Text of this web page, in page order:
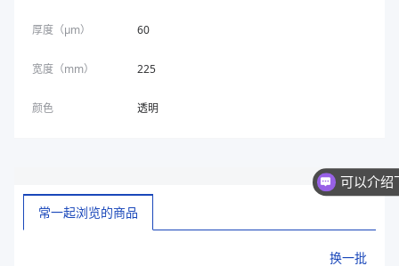
厚度（μm） 60
宽度（mm） 225
颜色 透明
常一起浏览的商品
换一批